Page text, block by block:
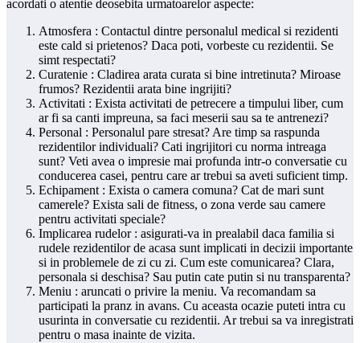
acordati o atentie deosebita urmatoarelor aspecte:
Atmosfera : Contactul dintre personalul medical si rezidenti
este cald si prietenos? Daca poti, vorbeste cu rezidentii. Se
simt respectati?
Curatenie : Cladirea arata curata si bine intretinuta? Miroase
frumos? Rezidentii arata bine ingrijiti?
Activitati : Exista activitati de petrecere a timpului liber, cum
ar fi sa canti impreuna, sa faci meserii sau sa te antrenezi?
Personal : Personalul pare stresat? Are timp sa raspunda
rezidentilor individuali? Cati ingrijitori cu norma intreaga
sunt? Veti avea o impresie mai profunda intr-o conversatie cu
conducerea casei, pentru care ar trebui sa aveti suficient timp.
Echipament : Exista o camera comuna? Cat de mari sunt
camerele? Exista sali de fitness, o zona verde sau camere
pentru activitati speciale?
Implicarea rudelor : asigurati-va in prealabil daca familia si
rudele rezidentilor de acasa sunt implicati in decizii importante
si in problemele de zi cu zi. Cum este comunicarea? Clara,
personala si deschisa? Sau putin cate putin si nu transparenta?
Meniu : aruncati o privire la meniu. Va recomandam sa
participati la pranz in avans. Cu aceasta ocazie puteti intra cu
usurinta in conversatie cu rezidentii. Ar trebui sa va inregistrati
pentru o masa inainte de vizita.